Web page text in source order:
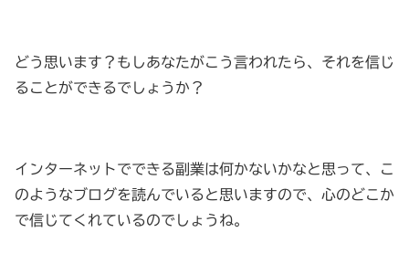
どう思います？もしあなたがこう言われたら、それを信じ
ることができるでしょうか？
インターネットでできる副業は何かないかなと思って、こ
のようなブログを読んでいると思いますので、心のどこか
で信じてくれているのでしょうね。